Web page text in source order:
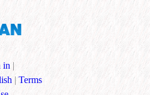
in |
| Terms